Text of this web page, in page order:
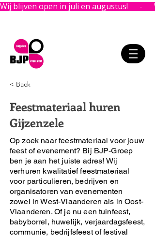
Wij blijven open in juli en augustus!      -
< Back
Feestmateriaal huren
Gijzenzele
Op zoek naar feestmateriaal voor jouw
feest of evenement? Bij BJP-Groep
ben je aan het juiste adres! Wij
verhuren kwalitatief feestmateriaal
voor particulieren, bedrijven en
organisatoren van evenementen
zowel in West-Vlaanderen als in Oost-
Vlaanderen. Of je nu een tuinfeest,
babyborrel, huwelijk, verjaardagsfeest,
communie, bedrijfsfeest of festival